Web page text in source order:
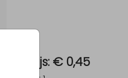
Prijs: € 0,45